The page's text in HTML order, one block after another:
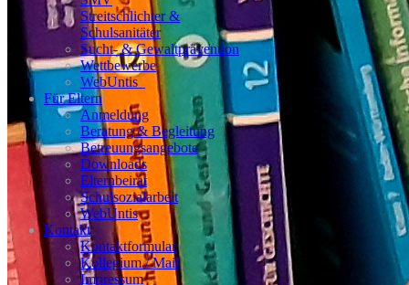
Streitschlichter &
Schulsanitäter
Sucht- & Gewaltprävention
Wettbewerbe
WebUntis_
Für Eltern
Anmeldung
Beratung & Begleitung
Betreuungsangebote
Downloads
Elternbeirat
Schulsozialarbeit
WebUntis
Kontakt
Kontaktformular
Kollegium / Mail
Impressum